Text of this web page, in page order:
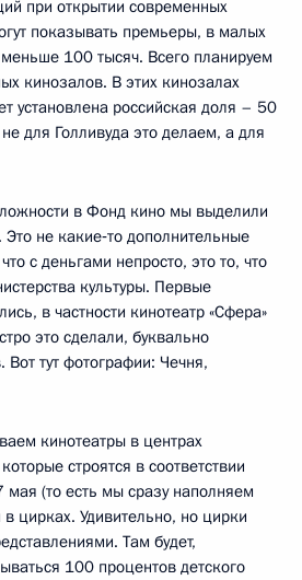
при открытии современных
показывать премьеры, в малых
100 тысяч. Всего планируем
кинозалов. В этих кинозалах
установлена российская доля – 50
для Голливуда это делаем, а для
в Фонд кино мы выделили
не какие‑то дополнительные
с деньгами непросто, это то, что
культуры. Первые
в частности кинотеатр «Сфера»
это сделали, буквально
тут фотографии: Чечня,
кинотеатры в центрах
строятся в соответствии
(то есть мы сразу наполняем
цирках. Удивительно, но цирки
Там будет,
100 процентов детского